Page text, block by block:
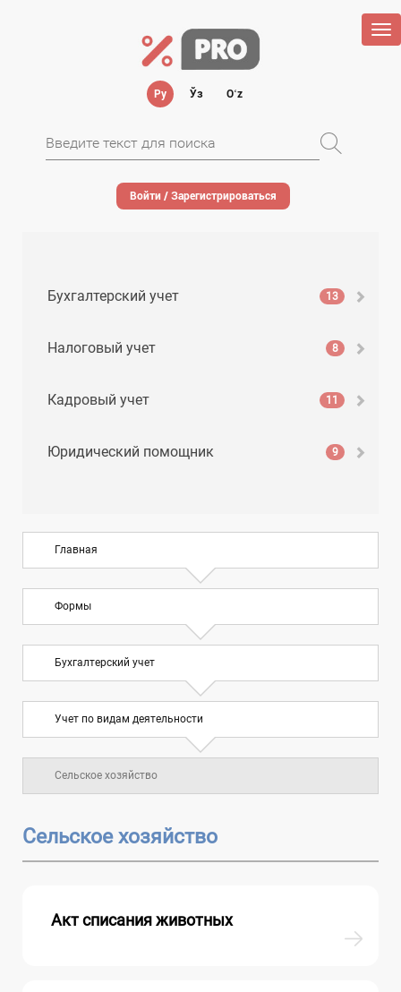
Ру Ўз Oʻz
Войти / Зарегистрироваться
Бухгалтерский учет 13
Налоговый учет 8
Кадровый учет 11
Юридический помощник 9
Главная
Формы
Бухгалтерский учет
Учет по видам деятельности
Сельское хозяйство
Сельское хозяйство
Акт списания животных